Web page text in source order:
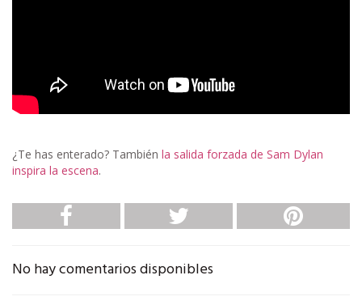
¿Te has enterado? También la salida forzada de Sam Dylan
inspira la escena.
No hay comentarios disponibles